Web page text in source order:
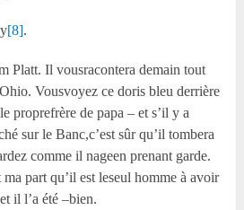
[8].
Platt. Il vousracontera demain tout
Vousvoyez ce doris bleu derrière
proprefrère de papa – et s’il y a
sur le Banc,c’est sûr qu’il tombera
comme il nageen prenant garde.
ma part qu’il est leseul homme à avoir
il l’a été –bien.